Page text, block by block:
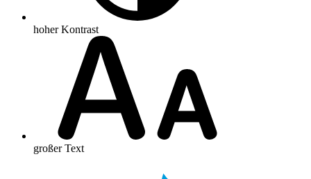
hoher Kontrast
großer Text